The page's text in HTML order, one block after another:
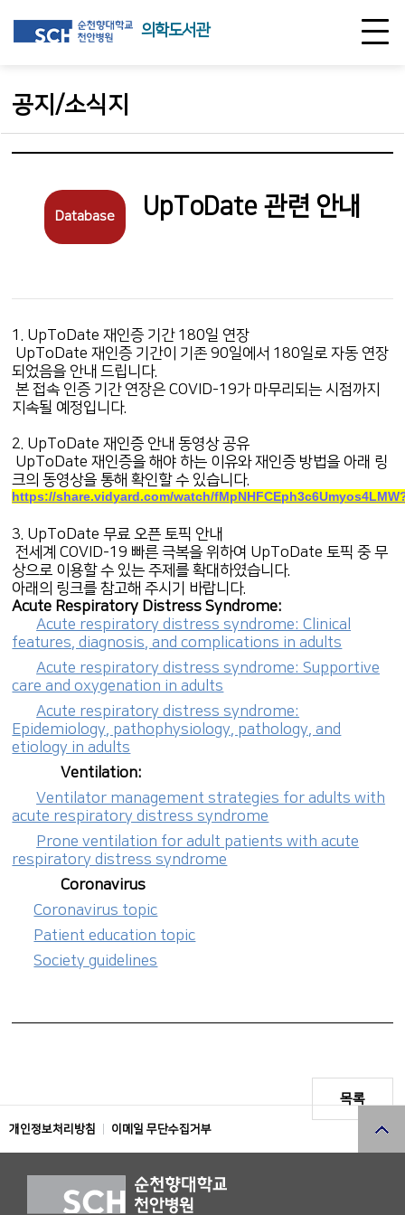
의학도서관
공지/소식지
Database UpToDate 관련 안내
1. UpToDate 재인증 기간 180일 연장
UpToDate 재인증 기간이 기존 90일에서 180일로 자동 연장
되었음을 안내 드립니다.
본 접속 인증 기간 연장은 COVID-19가 마무리되는 시점까지
지속될 예정입니다.
2. UpToDate 재인증 안내 동영상 공유
UpToDate 재인증을 해야 하는 이유와 재인증 방법을 아래 링
크의 동영상을 통해 확인할 수 있습니다.
https://share.vidyard.com/watch/
3. UpToDate 무료 오픈 토픽 안내
전세계 COVID-19 빠른 극복을 위하여 UpToDate 토픽 중 무
상으로 이용할 수 있는 주제를 확대하였습니다.
아래의 링크를 참고해 주시기 바랍니다.
Acute Respiratory Distress Syndrome:
Acute respiratory distress syndrome: Clinical
features, diagnosis, and complications in adults
Acute respiratory distress syndrome: Supportive
care and oxygenation in adults
Acute respiratory distress syndrome:
Epidemiology, pathophysiology, pathology, and
etiology in adults
Ventilation:
Ventilator management strategies for adults with
acute respiratory distress syndrome
Prone ventilation for adult patients with acute
respiratory distress syndrome
Coronavirus
Coronavirus topic
Patient education topic
Society guidelines
목록
개인정보처리방침 이메일 무단수집거부